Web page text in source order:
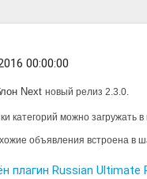
00:00:00
Next новый релиз 2.3.0.
категорий можно загружать
объявления встроена в
плагин Russian Ultimate